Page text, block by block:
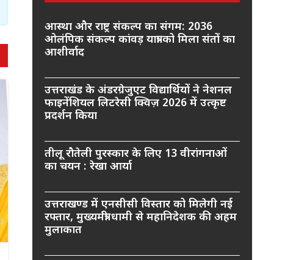
आस्था और राष्ट्र संकल्प का संगम: 2036
ओलंपिक संकल्प कांवड़ यात्रा को मिला संतों का
आशीर्वाद
उत्तराखंड के अंडरग्रेजुएट विद्यार्थियों ने नेशनल
फाइनेंशियल लिटरेसी क्विज़ 2026 में उत्कृष्ट
प्रदर्शन किया
तीलू रौतेली पुरस्कार के लिए 13 वीरांगनाओं
का चयन : रेखा आर्या
उत्तराखण्ड में एनसीसी विस्तार को मिलेगी नई
रफ्तार, मुख्यमंत्री धामी से महानिदेशक की अहम
मुलाकात